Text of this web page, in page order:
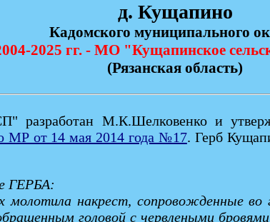
д. Кущапино
Кадомского муниципального
2025 гг. - МО "Кущапинское
(Рязанская область)
разработан М.К.Шелковенко и
МР от 14 мая 2014 года №17. Герб
ГЕРБА:
молотила накрест, сопровожденные
головой с червлеными